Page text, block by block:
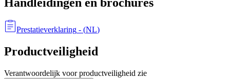
Handleidingen en brochures
Prestatieverklaring - (NL)
Productveiligheid
Verantwoordelijk voor productveiligheid zie